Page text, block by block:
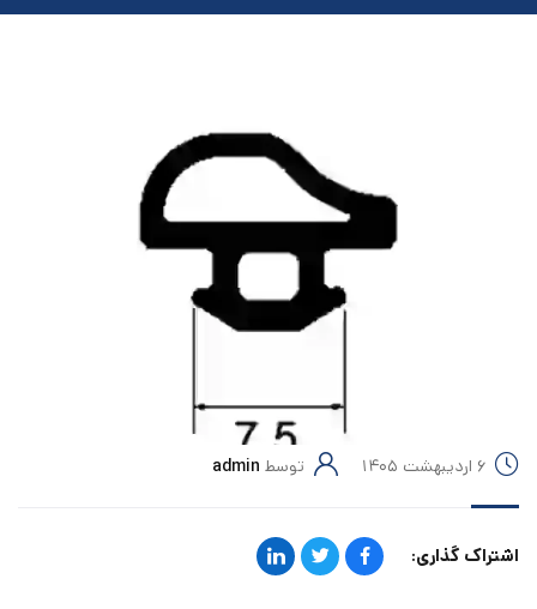
۶ اردیبهشت ۱۴۰۵ توسط admin
اشتراک گذاری: